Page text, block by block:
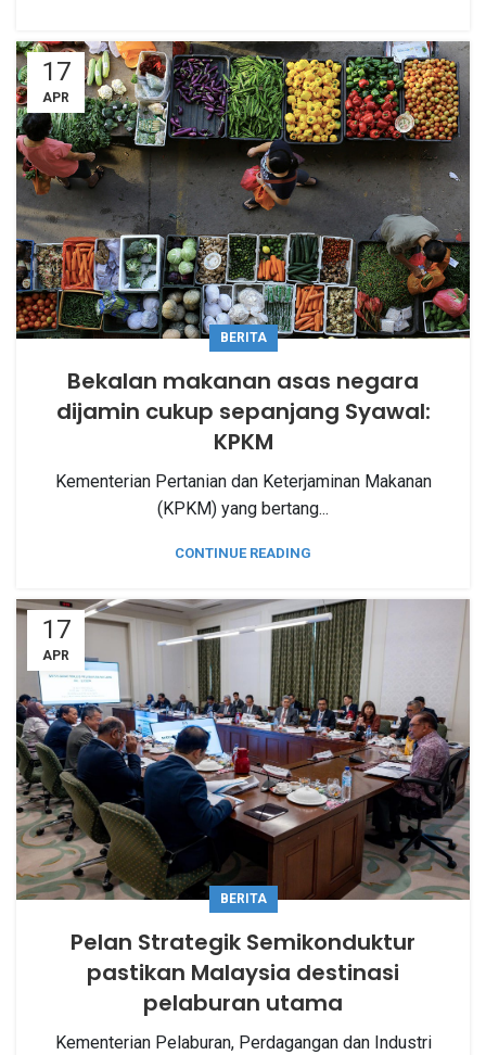
17
APR
BERITA
Bekalan makanan asas negara
dijamin cukup sepanjang Syawal:
KPKM
Kementerian Pertanian dan Keterjaminan Makanan
(KPKM) yang bertang...
CONTINUE READING
17
APR
BERITA
Pelan Strategik Semikonduktur
pastikan Malaysia destinasi
pelaburan utama
Kementerian Pelaburan, Perdagangan dan Industri